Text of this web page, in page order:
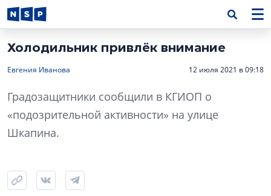
Холодильник привлёк внимание
Евгения Иванова 12 июля 2021 в 09:18
Градозащитники сообщили в КГИОП о
«подозрительной активности» на улице
Шкапина.